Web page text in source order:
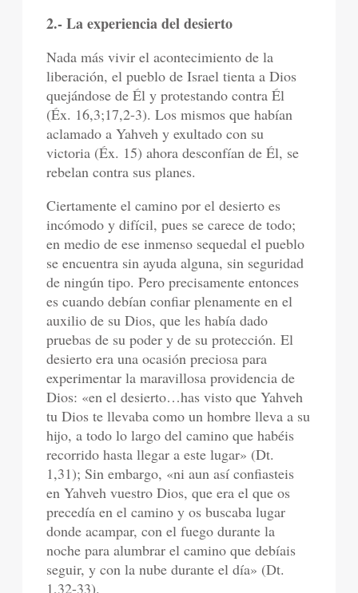
2.- La experiencia del desierto
Nada más vivir el acontecimiento de la
liberación, el pueblo de Israel tienta a Dios
quejándose de Él y protestando contra Él
(Éx. 16,3;17,2-3). Los mismos que habían
aclamado a Yahveh y exultado con su
victoria (Éx. 15) ahora desconfían de Él, se
rebelan contra sus planes.
Ciertamente el camino por el desierto es
incómodo y difícil, pues se carece de todo;
en medio de ese inmenso sequedal el pueblo
se encuentra sin ayuda alguna, sin seguridad
de ningún tipo. Pero precisamente entonces
es cuando debían confiar plenamente en el
auxilio de su Dios, que les había dado
pruebas de su poder y de su protección. El
desierto era una ocasión preciosa para
experimentar la maravillosa providencia de
Dios: «en el desierto…has visto que Yahveh
tu Dios te llevaba como un hombre lleva a su
hijo, a todo lo largo del camino que habéis
recorrido hasta llegar a este lugar» (Dt.
1,31); Sin embargo, «ni aun así confiasteis
en Yahveh vuestro Dios, que era el que os
precedía en el camino y os buscaba lugar
donde acampar, con el fuego durante la
noche para alumbrar el camino que debíais
seguir, y con la nube durante el día» (Dt.
1,32-33).